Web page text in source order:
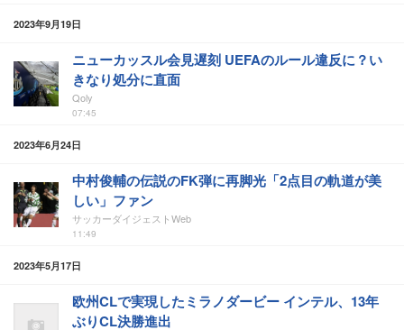
2023年9月19日
ニューカッスル会見遅刻 UEFAのルール違反に？い
きなり処分に直面
Qoly
07:45
2023年6月24日
中村俊輔の伝説のFK弾に再脚光「2点目の軌道が美
しい」ファン
サッカーダイジェストWeb
11:49
2023年5月17日
欧州CLで実現したミラノダービー インテル、13年
ぶりCL決勝進出